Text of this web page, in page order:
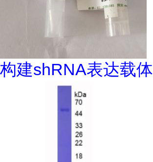
构建shRNA表达载体